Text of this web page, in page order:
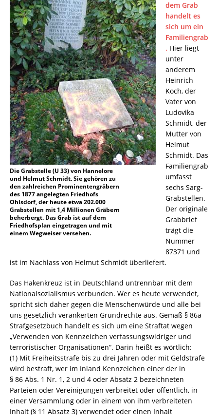
Die Grabstelle (U 33) von Hannelore
und Helmut Schmidt. Sie gehören zu
den zahlreichen Prominentengräbern
des 1877 angelegten Friedhofs
Ohlsdorf, der heute etwa 202.000
Grabstellen mit 1,4 Millionen Gräbern
beherbergt. Das Grab ist auf dem
Friedhofsplan eingetragen und mit
einem Wegweiser versehen.
dem Grab
handelt es
sich um ein
Familiengrab
. Hier liegt
unter
anderem
Heinrich
Koch, der
Vater von
Ludovika
Schmidt, der
Mutter von
Helmut
Schmidt. Das
Familiengrab
umfasst
sechs Sarg-
Grabstellen.
Der originale
Grabbrief
trägt die
Nummer
87371 und
ist im Nachlass von Helmut Schmidt überliefert.
Das Hakenkreuz ist in Deutschland untrennbar mit dem
Nationalsozialismus verbunden. Wer es heute verwendet,
spricht sich daher gegen die Menschenwürde und alle bei
uns gesetzlich verankerten Grundrechte aus. Gemäß § 86a
Strafgesetzbuch handelt es sich um eine Straftat wegen
„Verwenden von Kennzeichen verfassungswidriger und
terroristischer Organisationen“. Darin heißt es wörtlich:
(1) Mit Freiheitsstrafe bis zu drei Jahren oder mit Geldstrafe
wird bestraft, wer im Inland Kennzeichen einer der in
§ 86 Abs. 1 Nr. 1, 2 und 4 oder Absatz 2 bezeichneten
Parteien oder Vereinigungen verbreitet oder öffentlich, in
einer Versammlung oder in einem von ihm verbreiteten
Inhalt (§ 11 Absatz 3) verwendet oder einen Inhalt